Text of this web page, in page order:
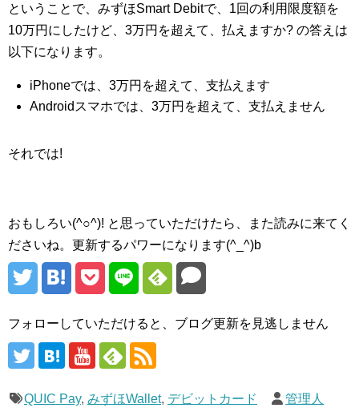
ということで、みずほSmart Debitで、1回の利用限度額を
10万円にしたけど、3万円を超えて、払えますか? の答えは
以下になります。
iPhoneでは、3万円を超えて、支払えます
Androidスマホでは、3万円を超えて、支払えません
それでは!
おもしろい(^○^)! と思っていただけたら、また読みに来てく
ださいね。更新するパワーになります(^_^)b
フォローしていただけると、ブログ更新を見逃しません
QUIC Pay, みずほWallet, デビットカード 管理人